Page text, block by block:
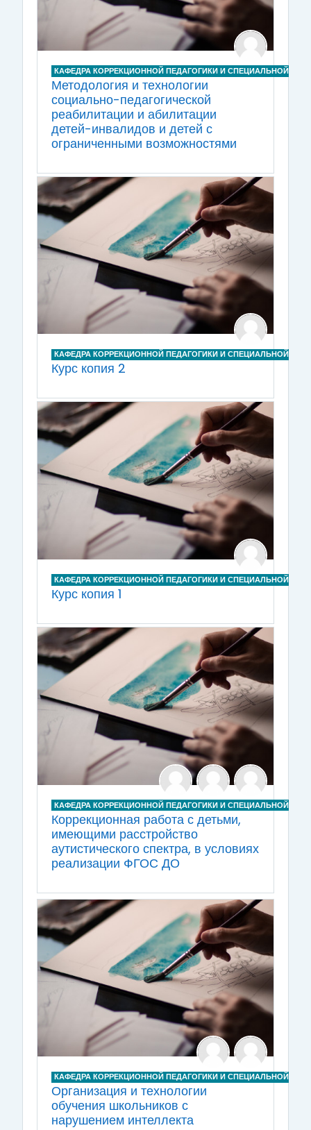
КАФЕДРА КОРРЕКЦИОННОЙ ПЕДАГОГИКИ И СПЕЦИАЛЬНОЙ
Методология и технологии
социально-педагогической
реабилитации и абилитации
детей-инвалидов и детей с
ограниченными возможностями
КАФЕДРА КОРРЕКЦИОННОЙ ПЕДАГОГИКИ И СПЕЦИАЛЬНОЙ
Курс копия 2
КАФЕДРА КОРРЕКЦИОННОЙ ПЕДАГОГИКИ И СПЕЦИАЛЬНОЙ
Курс копия 1
КАФЕДРА КОРРЕКЦИОННОЙ ПЕДАГОГИКИ И СПЕЦИАЛЬНОЙ
Коррекционная работа с детьми,
имеющими расстройство
аутистического спектра, в условиях
реализации ФГОС ДО
КАФЕДРА КОРРЕКЦИОННОЙ ПЕДАГОГИКИ И СПЕЦИАЛЬНОЙ
Организация и технологии
обучения школьников с
нарушением интеллекта